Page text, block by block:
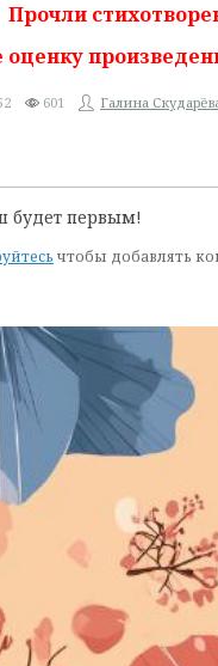
Прочли
оценку
601 Галина
будет первым!
чтобы добавлять